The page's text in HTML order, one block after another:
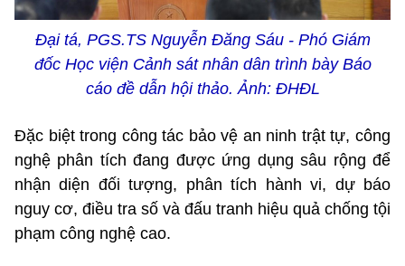
Đại tá, PGS.TS Nguyễn Đăng Sáu - Phó Giám
đốc Học viện Cảnh sát nhân dân trình bày Báo
cáo đề dẫn hội thảo. Ảnh: ĐHĐL
Đặc biệt trong công tác bảo vệ an ninh trật tự, công
nghệ phân tích đang được ứng dụng sâu rộng để
nhận diện đối tượng, phân tích hành vi, dự báo
nguy cơ, điều tra số và đấu tranh hiệu quả chống tội
phạm công nghệ cao.